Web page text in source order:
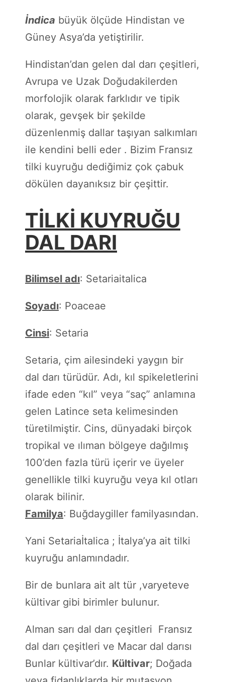
İndica büyük ölçüde Hindistan ve
Güney Asya’da yetiştirilir.
Hindistan’dan gelen dal darı çeşitleri,
Avrupa ve Uzak Doğudakilerden
morfolojik olarak farklıdır ve tipik
olarak, gevşek bir şekilde
düzenlenmiş dallar taşıyan salkımları
ile kendini belli eder . Bizim Fransız
tilki kuyruğu dediğimiz çok çabuk
dökülen dayanıksız bir çeşittir.
TILKI KUYRUĞU
DAL DARI
Bilimsel adı: Setariaitalica
Soyadı: Poaceae
Cinsi: Setaria
Setaria, çim ailesindeki yaygın bir
dal darı türüdür. Adı, kıl spikeletlerini
ifade eden “kıl” veya “saç” anlamına
gelen Latince seta kelimesinden
türetilmiştir. Cins, dünyadaki birçok
tropikal ve ılıman bölgeye dağılmış
100’den fazla türü içerir ve üyeler
genellikle tilki kuyruğu veya kıl otları
olarak bilinir.
Familya: Buğdaygiller familyasından.
Yani Setariaİtalica ; İtalya’ya ait tilki
kuyruğu anlamındadır.
Bir de bunlara ait alt tür ,varyeteve
kültivar gibi birimler bulunur.
Alman sarı dal darı çeşitleri Fransız
dal darı çeşitleri ve Macar dal darısı
Bunlar kültivar’dır. Kültivar; Doğada